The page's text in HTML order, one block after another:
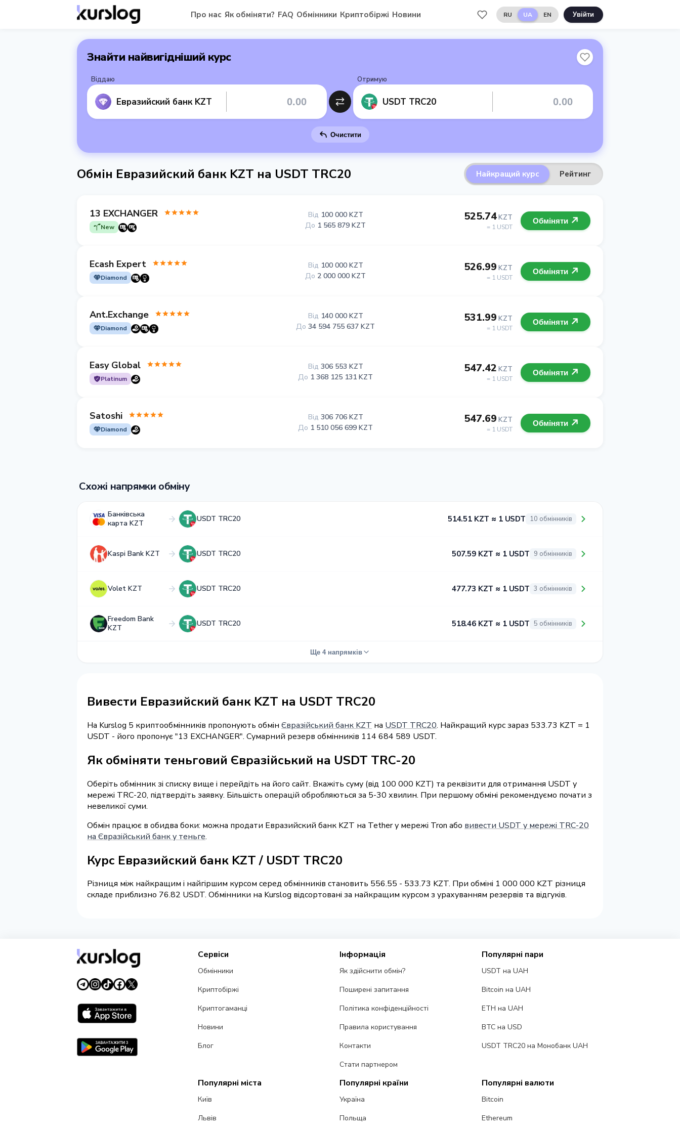
Про нас Як обміняти? FAQ Обмінники Криптобіржі Новини RU UA EN Увійти
Знайти найвигідніший курс
Віддаю
Евразийский банк KZT
Отримую
USDT TRC20
Очистити
Обмін Евразийский банк KZT на USDT TRC20 Найкращий курс Рейтинг
13 EXCHANGER
New
525.74KZT
= 1 USDT
Від 100 000 KZT
До 1 565 879 KZT Обміняти
Ecash Expert
Diamond
526.99 KZT
= 1 USDT
Від 100 000 KZT
До 2 000 000 KZT Обміняти
Ant.Exchange
Diamond
531.99 KZT
= 1 USDT
Від 140 000 KZT
До 34 594 755 637 KZT Обміняти
Easy Global
Platinum
547.42 KZT
= 1 USDT
Від 306 553 KZT
До 1 368 125 131 KZT Обміняти
Satoshi
Diamond
547.69 KZT
= 1 USDT
Від 306 706 KZT
До 1 510 056 699 KZT Обміняти
Схожі напрямки обміну
Банківська
карта KZT
USDT TRC20 514.51 KZT ≈ 1 USDT 10 обмінників
Kaspi Bank KZT USDT TRC20 507.59 KZT ≈ 1 USDT 9 обмінників
Volet KZT USDT TRC20 477.73 KZT ≈ 1 USDT 3 обмінників
Freedom Bank
KZT
USDT TRC20 518.46 KZT ≈ 1 USDT 5 обмінників
Ще 4 напрямків
Вивести Евразийский банк KZT на USDT TRC20
На Kurslog 5 криптообмінників пропонують обмін Євразійський банк KZT на USDT TRC20. Найкращий курс зараз 533.73 KZT = 1
USDT - його пропонує "13 EXCHANGER". Сумарний резерв обмінників 114 684 589 USDT.
Як обміняти теньговий Євразійський на USDT TRC-20
Оберіть обмінник зі списку вище і перейдіть на його сайт. Вкажіть суму (від 100 000 KZT) та реквізити для отримання USDT у
мережі TRC-20, підтвердіть заявку. Більшість операцій обробляються за 5-30 хвилин. При першому обміні рекомендуємо почати з
невеликої суми.
Обмін працює в обидва боки: можна продати Евразийский банк KZT на Tether у мережі Tron або вивести USDT у мережі TRC-20
на Євразійський банк у теньге.
Курс Евразийский банк KZT / USDT TRC20
Різниця між найкращим і найгіршим курсом серед обмінників становить 556.55 - 533.73 KZT. При обміні 1 000 000 KZT різниця
складе приблизно 76.82 USDT. Обмінники на Kurslog відсортовані за найкращим курсом з урахуванням резервів та відгуків.
Сервіси
Обмінники
Криптобіржі
Криптогаманці
Новини
Блог
Інформація
Як здійснити обмін?
Поширені запитання
Політика конфіденційності
Правила користування
Контакти
Стати партнером
Популярні пари
USDT на UAH
Bitcoin на UAH
ETH на UAH
BTC на USD
USDT TRC20 на Монобанк UAH
Популярні міста
Київ
Львів
Популярні країни
Україна
Польща
Популярні валюти
Bitcoin
Ethereum